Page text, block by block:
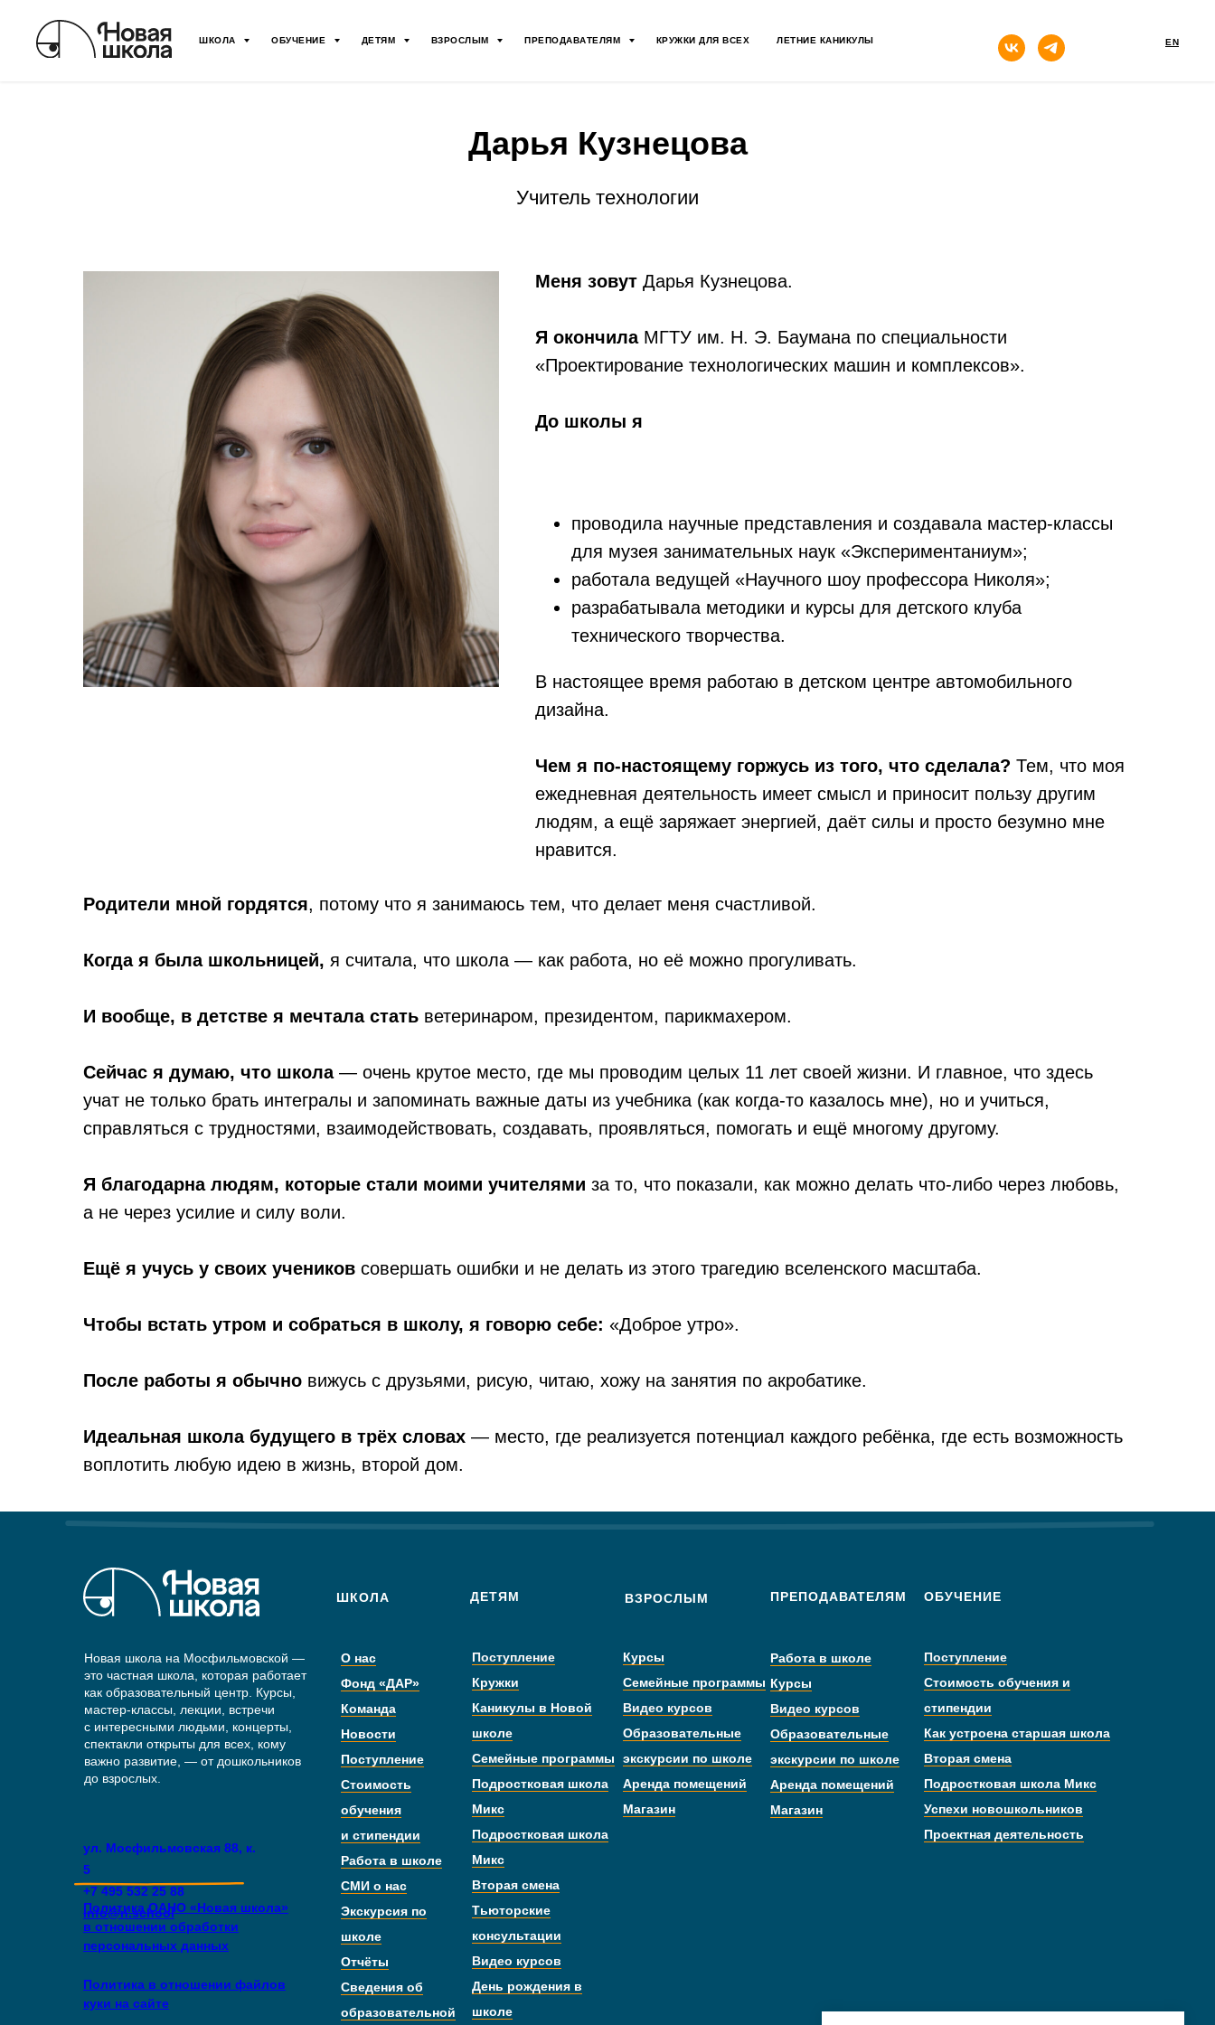
ШКОЛА ОБУЧЕНИЕ ДЕТЯМ ВЗРОСЛЫМ ПРЕПОДАВАТЕЛЯМ КРУЖКИ ДЛЯ ВСЕХ ЛЕТНИЕ КАНИКУЛЫ EN
Дарья Кузнецова
Учитель технологии
Меня зовут Дарья Кузнецова.
Я окончилаМГТУ им. Н. Э. Баумана по специальности
«Проектирование технологических машин и комплексов».
До школы я
проводила научные представления и создавала мастер-классы
для музея занимательных наук «Экспериментаниум»;
работала ведущей «Научного шоу профессора Николя»;
разрабатывала методики и курсы для детского клуба
технического творчества.
В настоящее время работаю в детском центре автомобильного
дизайна.
Чем я по-настоящему горжусь из того, что сделала? Тем, что моя
ежедневная деятельность имеет смысл и приносит пользу другим
людям, а ещё заряжает энергией, даёт силы и просто безумно мне
нравится.
Родители мной гордятся, потому что я занимаюсь тем, что делает меня счастливой.
Когда я была школьницей, я считала, что школа — как работа, но её можно прогуливать.
И вообще, в детстве я мечтала стать ветеринаром, президентом, парикмахером.
Сейчас я думаю, что школа— очень крутое место, где мы проводим целых 11 лет своей жизни. И главное, что здесь
учат не только брать интегралы и запоминать важные даты из учебника (как когда-то казалось мне), но и учиться,
справляться с трудностями, взаимодействовать, создавать, проявляться, помогать и ещё многому другому.
Я благодарна людям, которые стали моими учителями за то, что показали, как можно делать что-либо через любовь,
а не через усилие и силу воли.
Ещё я учусь у своих учеников совершать ошибки и не делать из этого трагедию вселенского масштаба.
Чтобы встать утром и собраться в школу, я говорю себе: «Доброе утро».
После работы я обычно вижусь с друзьями, рисую, читаю, хожу на занятия по акробатике.
Идеальная школа будущего в трёх словах — место, где реализуется потенциал каждого ребёнка, где есть возможность
воплотить любую идею в жизнь, второй дом.
ШКОЛА ДЕТЯМ ВЗРОСЛЫМ ОБУЧЕНИЕ
О нас
Фонд «ДАР»
Команда
Новости
Поступление
Стоимость
обучения
и стипендии
Работа в школе
СМИ о нас
Экскурсия по
школе
Отчёты
Сведения об
образовательной
Поступление
Кружки
Каникулы в Новой
школе
Семейные программы
Подростковая школа
Микс
Подростковая школа
Микс
Вторая смена
Тьюторские
консультации
Видео курсов
День рождения в
школе
Новая школа на Мосфильмовской —
это частная школа, которая работает
как образовательный центр. Курсы,
мастер-классы, лекции, встречи
с интересными людьми, концерты,
спектакли открыты для всех, кому
важно развитие, — от дошкольников
до взрослых.
Курсы
Семейные программы
Видео курсов
Образовательные
экскурсии по школе
Аренда помещений
Магазин
ПРЕПОДАВАТЕЛЯМ
Работа в школе
Курсы
Видео курсов
Образовательные
экскурсии по школе
Аренда помещений
Магазин
Поступление
Стоимость обучения и
стипендии
Как устроена старшая школа
Вторая смена
Подростковая школа Микс
Успехи новошкольников
Проектная деятельность
ул. Мосфильмовская 88, к.
5
+7 495 532 25 88
info@n.school
Политика ОАНО «Новая школа»
в отношении обработки
персональных данных
Политика в отношении файлов
куки на сайте